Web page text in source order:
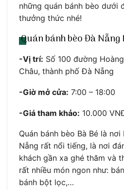
những quán bánh bèo dưới
thưởng thức nhé!
Quán bánh bèo Đà Nẵng
-Vị trí: Số 100 đường
Châu, thành phố Đà Nẵng
-Giờ mở cửa: 7:00 – 18:00
-Giá tham khảo: 10.000
Quán bánh bèo Bà Bé là
Nẵng rất nổi tiếng, là nơi
khách gần xa ghé thăm và
rất nhiều món ngon như:
bánh bột lọc,…